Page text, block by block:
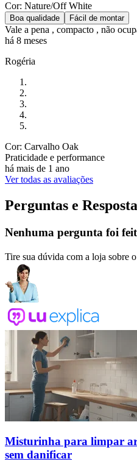
Cor: Nature/Off White
Boa qualidade Fácil de montar
Vale a pena , compacto , não
há 8 meses
Rogéria
Cor: Carvalho Oak
Praticidade e performance
há mais de 1 ano
Ver todas as avaliações
Perguntas e
Nenhuma pergunta foi
Tire sua dúvida com a loja sobre
Misturinha para limpar
sem danificar